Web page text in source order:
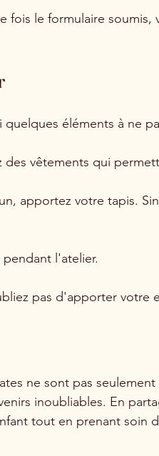
fois le formulaire soumis,
éléments à ne
des vêtements qui
apportez votre tapis.
pendant l'atelier.
pas d'apporter votre
ne sont pas
inoubliables. En
tout en prenant soin